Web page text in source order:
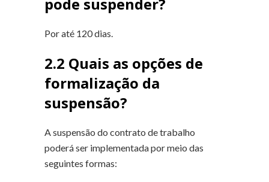
Por até 120 dias.
2.2 Quais as opções de
formalização da
suspensão?
A suspensão do contrato de trabalho
poderá ser implementada por meio das
seguintes formas: